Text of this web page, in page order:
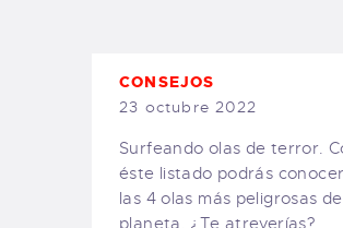
CONSEJOS
23 octubre 2022
Surfeando olas de terror.
éste listado podrás conocer
las 4 olas más peligrosas
planeta. ¿Te atreverías?